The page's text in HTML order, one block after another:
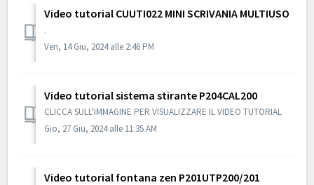
Video tutorial CUUTI022 MINI SCRIVANIA MULTIUSO
.
Ven, 14 Giu, 2024 alle 2:46 PM
Video tutorial sistema stirante P204CAL200
CLICCA SULL'IMMAGINE PER VISUALIZZARE IL VIDEO TUTORIAL
Gio, 27 Giu, 2024 alle 11:35 AM
Video tutorial fontana zen P201UTP200/201